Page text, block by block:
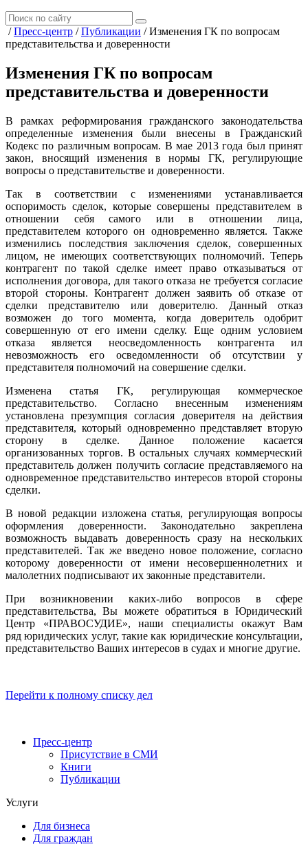
/Пресс-центр /Публикации /Изменения ГК по вопросам
представительства и доверенности
Изменения ГК по вопросам
представительства и доверенности
В рамках реформирования гражданского законодательства
определенные изменения были внесены в Гражданский
Кодекс по различным вопросам. В мае 2013 года был принят
закон, вносящий изменения в нормы ГК, регулирующие
вопросы о представительстве и доверенности.
Так в соответствии с изменениями устанавливается
оспоримость сделок, которые совершены представителем в
отношении себя самого или в отношении лица,
представителем которого он одновременно является. Также
изменились последствия заключения сделок, совершенных
лицом, не имеющих соответствующих полномочий. Теперь
контрагент по такой сделке имеет право отказываться от
исполнения договора, для такого отказа не требуется согласие
второй стороны. Контрагент должен заявить об отказе от
сделки представителю или доверителю. Данный отказ
возможен до того момента, когда доверитель одобрит
совершенную от его имени сделку. Еще одним условием
отказа является неосведомленность контрагента ил
невозможность его осведомленности об отсутствии у
представителя полномочий на совершение сделки.
Изменена статья ГК, регулирующая коммерческое
представительство. Согласно внесенным изменениям
установлена презумпция согласия доверителя на действия
представителя, который одновременно представляет вторую
сторону в сделке. Данное положение касается
организованных торгов. В остальных случаях коммерческий
представитель должен получить согласие представляемого на
одновременное представительство интересов второй стороны
сделки.
В новой редакции изложена статья, регулирующая вопросы
оформления доверенности. Законодательно закреплена
возможность выдавать доверенность сразу на нескольких
представителей. Так же введено новое положение, согласно
которому доверенности от имени несовершеннолетних и
малолетних подписывают их законные представители.
При возникновении каких-либо вопросов в сфере
представительства, Вы можете обратиться в Юридический
Центр «ПРАВОСУДИЕ», наши специалисты окажут Вам
ряд юридических услуг, такие как юридические консультации,
представительство Ваших интересов в судах и многие другие.
Перейти к полному списку дел
Пресс-центр
Присутствие в СМИ
Книги
Публикации
Услуги
Для бизнеса
Для граждан